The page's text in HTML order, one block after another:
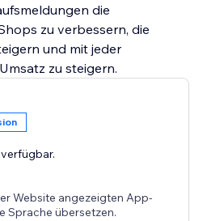
die
zu verbessern, die
und mit jeder
zu steigern.
Website angezeigten App-
Sprache übersetzen.